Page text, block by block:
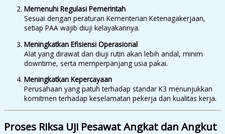
Memenuhi Regulasi Pemerintah
Sesuai dengan peraturan Kementerian Ketenagakerjaan,
setiap PAA wajib diuji kelayakannya.
Meningkatkan Efisiensi Operasional
Alat yang dirawat dan diuji rutin akan lebih andal, minim
downtime, serta memperpanjang usia pakai.
Meningkatkan Kepercayaan
Perusahaan yang patuh terhadap standar K3 menunjukkan
komitmen terhadap keselamatan pekerja dan kualitas kerja.
Proses Riksa Uji Pesawat Angkat dan Angkut